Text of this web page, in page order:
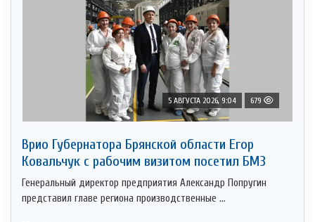
5 АВГУСТА 2026, 9:04 679
Врио Губернатора Брянской области Егор
Ковальчук с рабочим визитом посетил БМЗ
Генеральный директор предприятия Александр Попругин
представил главе региона производственные ...